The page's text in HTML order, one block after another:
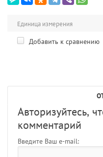
Единица измерения
Добавить к сравнению
Авторизуйтесь,
комментарий
Введите Ваш e-mail: